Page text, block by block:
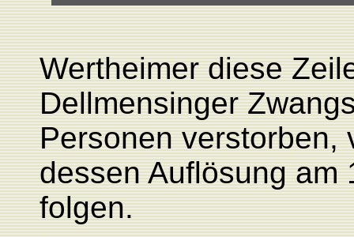
Wertheimer diese
Dellmensinger
Personen verstorben,
dessen Auflösung am
folgen.